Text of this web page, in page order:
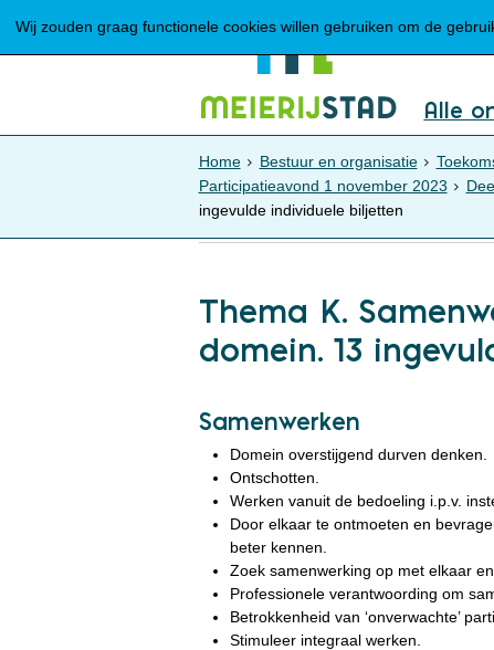
Wij zouden graag functionele cookies willen gebruiken om de
Alle
Home Bestuur en organisatie
Participatieavond 1 november 2023
ingevulde individuele biljetten
Lees voor Uitleg woorden
Thema K.
domein. 13
Samenwerken
Domein overstijgend durven denken.
Ontschotten.
Werken vanuit de bedoeling i.p.v.
Door elkaar te ontmoeten en
beter kennen.
Zoek samenwerking op met elkaar
Professionele verantwoording om
Betrokkenheid van ‘onverwachte’
Stimuleer integraal werken.